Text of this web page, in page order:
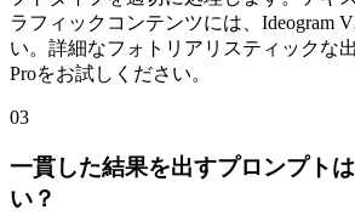
ラフィックコンテンツには、Ideogram
い。詳細なフォトリアリスティックな
Proをお試しください。
03
一貫した結果を出すプロンプト
い？